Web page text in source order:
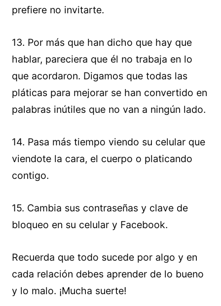
prefiere no invitarte.
13. Por más que han dicho que hay que
hablar, pareciera que él no trabaja en lo
que acordaron. Digamos que todas las
pláticas para mejorar se han convertido en
palabras inútiles que no van a ningún lado.
14. Pasa más tiempo viendo su celular que
viendote la cara, el cuerpo o platicando
contigo.
15. Cambia sus contraseñas y clave de
bloqueo en su celular y Facebook.
Recuerda que todo sucede por algo y en
cada relación debes aprender de lo bueno
y lo malo. ¡Mucha suerte!